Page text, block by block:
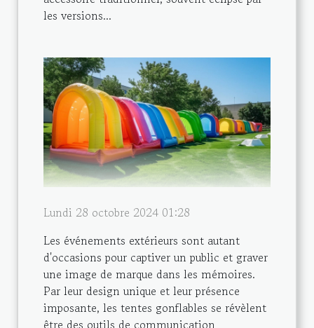
les versions...
Lundi 28 octobre 2024 01:28
Les événements extérieurs sont autant
d'occasions pour captiver un public et graver
une image de marque dans les mémoires.
Par leur design unique et leur présence
imposante, les tentes gonflables se révèlent
être des outils de communication